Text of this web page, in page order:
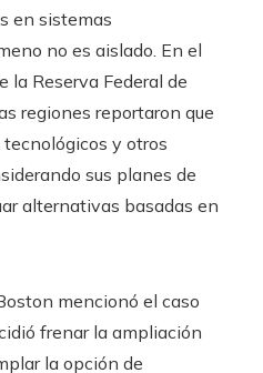
en sistemas
no es aislado. En el
la Reserva Federal de
regiones reportaron que
y otros
sus planes de
alternativas basadas en
mencionó el caso
frenar la ampliación
la opción de